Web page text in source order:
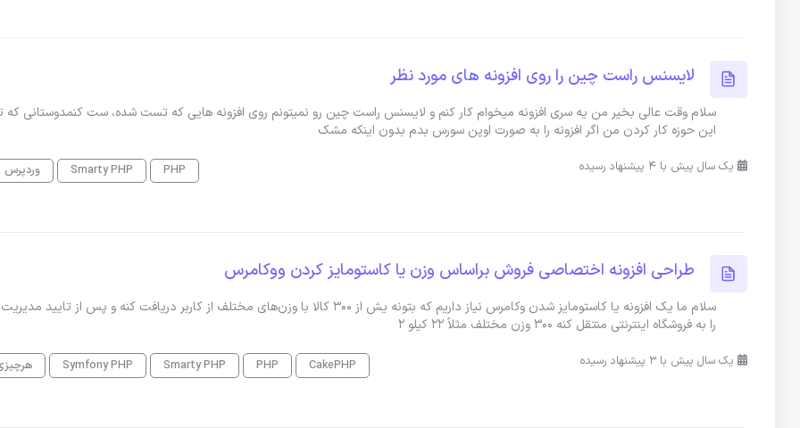
لایسنس راست چین را روی افزونه های مورد نظر
سلام وقت عالی بخیر من یه سری افزونه میخوام کار کنم و لایسنس راست چین رو نمیتونم روی افزونه هایی که تست شده، ست کنمدوستانی که
این حوزه کار کردن من اگر افزونه را به صورت اوپن سورس بدم بدون اینکه مشک
یک سال پیش با 4 پیشنهاد رسیده PHP
Smarty PHP وردپرس
طراحی افزونه اختصاصی فروش براساس وزن یا کاستومایز کردن ووکامرس
سلام ما یک افزونه یا کاستومایز شدن وکامرس نیاز داریم که بتونه یش از ۳۰۰ کالا با وزن‌های مختلف از کاربر دریافت کنه و پس از
را به فروشگاه اینترنتی منتقل کنه ۳۰۰ وزن مختلف مثلاً ۲۲ کیلو ۲
یک سال پیش با 3 پیشنهاد رسیده CakePHP
PHP
Smarty PHP
Symfony PHP